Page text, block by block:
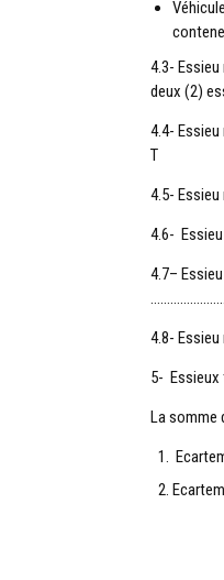
4.3-
deux (2)
4.4-
T
4.5-
4.6-
4.7–
4.8-
5- Essieux
La somme